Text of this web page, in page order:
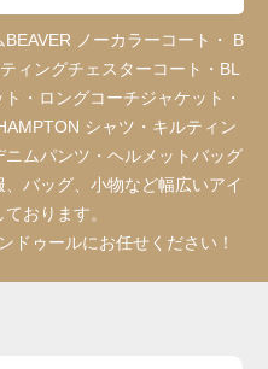
ノーカラーコート・ B
ィングチェスターコート・BL
・ロングコーチジャケット・
シャツ・キルティン
ムパンツ・ヘルメットバッグ
バッグ、小物など幅広いアイ
おります。
ドゥールにお任せください！